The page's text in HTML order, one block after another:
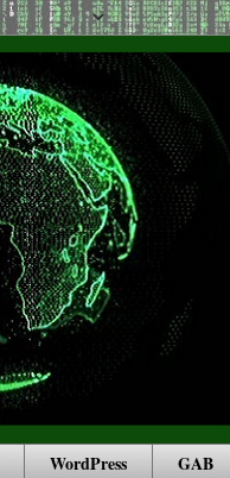
WordPress GAB